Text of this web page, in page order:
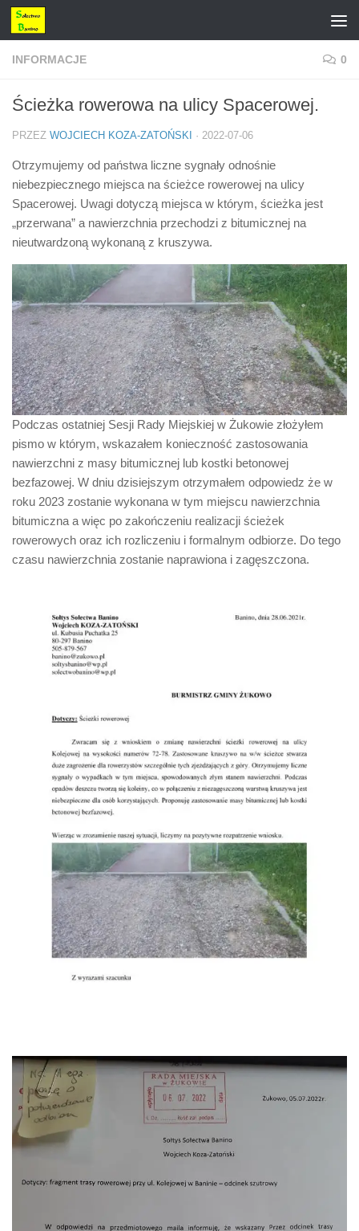
Przejdź do treści
INFORMACJE 0
Ścieżka rowerowa na ulicy Spacerowej.
PRZEZ WOJCIECH KOZA-ZATOŃSKI · 2022-07-06
Otrzymujemy od państwa liczne sygnały odnośnie
niebezpiecznego miejsca na ścieżce rowerowej na ulicy
Spacerowej. Uwagi dotyczą miejsca w którym, ścieżka jest
„przerwana” a nawierzchnia przechodzi z bitumicznej na
nieutwardzoną wykonaną z kruszywa.
Podczas ostatniej Sesji Rady Miejskiej w Żukowie złożyłem
pismo w którym, wskazałem konieczność zastosowania
nawierzchni z masy bitumicznej lub kostki betonowej
bezfazowej. W dniu dzisiejszym otrzymałem odpowiedz że w
roku 2023 zostanie wykonana w tym miejscu nawierzchnia
bitumiczna a więc po zakończeniu realizacji ścieżek
rowerowych oraz ich rozliczeniu i formalnym odbiorze. Do tego
czasu nawierzchnia zostanie naprawiona i zagęszczona.